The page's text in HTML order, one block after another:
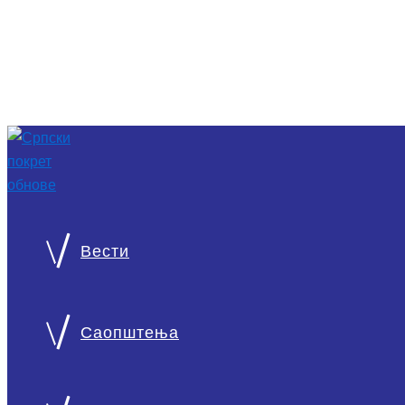
Вести
Саопштења
О нама